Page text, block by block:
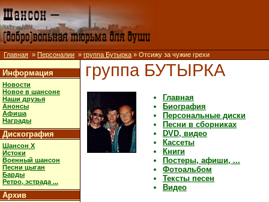
Главная » Персоналии » группа Бутырка » Отсижу за чужие грехи
Информация
Новости
Новое в шансоне
Наши друзья
Анонсы
Афиша
Награды
Дискография
Шансон X
Истоки
Военный шансон
Песни цыган
Барды
Ретро, эстрада ...
Архив
группа БУТЫРКА
Главная
Биография
Персональные диски
Песни в сборниках
DVD, видео
Кассеты
Книги
Постеры, афиши, ...
Фотоальбом
Тексты песен
Видео